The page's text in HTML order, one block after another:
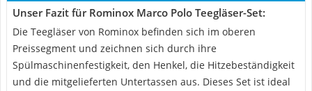
Unser Fazit für Rominox Marco Polo Teegläser-Set:
Die Teegläser von Rominox befinden sich im oberen
Preissegment und zeichnen sich durch ihre
Spülmaschinenfestigkeit, den Henkel, die Hitzebeständigkeit
und die mitgelieferten Untertassen aus. Dieses Set ist ideal